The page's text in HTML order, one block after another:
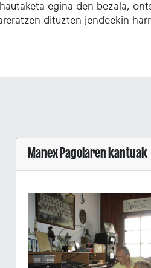
egina den bezala,
dituzten jendeekin
Manex Pagolaren kantuak